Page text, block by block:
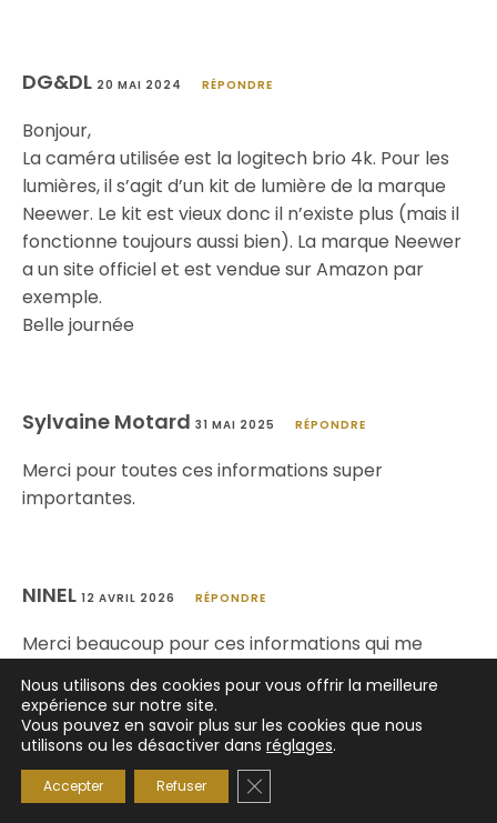
DG&DL 20 MAI 2024 RÉPONDRE
Bonjour,
La caméra utilisée est la logitech brio 4k. Pour les
lumières, il s’agit d’un kit de lumière de la marque
Neewer. Le kit est vieux donc il n’existe plus (mais il
fonctionne toujours aussi bien). La marque Neewer
a un site officiel et est vendue sur Amazon par
exemple.
Belle journée
Sylvaine Motard 31 MAI 2025 RÉPONDRE
Merci pour toutes ces informations super
importantes.
NINEL 12 AVRIL 2026 RÉPONDRE
Merci beaucoup pour ces informations qui me
Laisser un commentaire
Nous utilisons des cookies pour vous offrir la meilleure
expérience sur notre site.
Vous pouvez en savoir plus sur les cookies que nous
utilisons ou les désactiver dans réglages.
Accepter Refuser Fermer la bannière des cookies